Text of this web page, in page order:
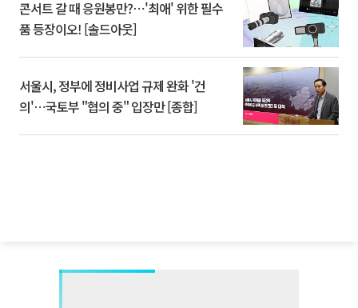
콘서트 갈 때 응원봉만?⋯'최애' 위한 필수
품 등장이오! [솔드아웃]
서울시, 정부에 정비사업 규제 완화 '건
의'⋯국토부 "협의 중" 입장만 [종합]